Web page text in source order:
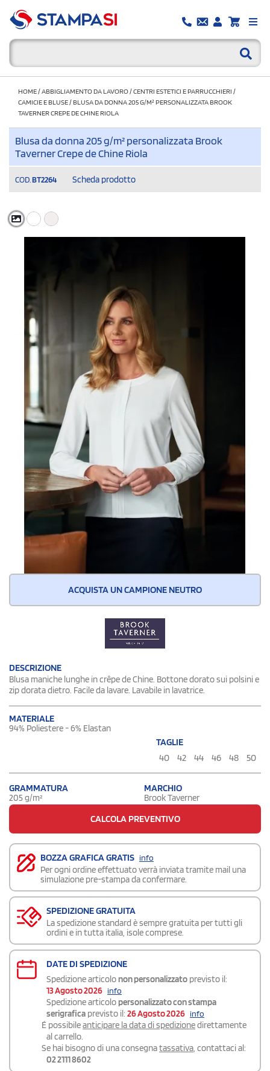
HOME/ABBIGLIAMENTO DA LAVORO/CENTRI ESTETICI E PARRUCCHIERI /
CAMICIE E BLUSE/BLUSA DA DONNA 205 G/M² PERSONALIZZATA BROOK
TAVERNER CREPE DE CHINE RIOLA
Blusa da donna 205 g/m² personalizzata Brook
Taverner Crepe de Chine Riola
COD. BT2264 Scheda prodotto
ACQUISTA UN CAMPIONE NEUTRO
DESCRIZIONE
Blusa maniche lunghe in crêpe de Chine. Bottone dorato sui polsini e
zip dorata dietro. Facile da lavare. Lavabile in lavatrice.
MATERIALE
94% Poliestere - 6% Elastan
TAGLIE
40
42 44 46 48 50
GRAMMATURA
205 g/m²
MARCHIO
Brook Taverner
CALCOLA PREVENTIVO
BOZZA GRAFICA GRATIS info
Per ogni ordine effettuato verrà inviata tramite mail una
simulazione pre-stampa da confermare.
SPEDIZIONE GRATUITA
La spedizione standard è sempre gratuita per tutti gli
ordini e in tutta italia, isole comprese.
DATE DI SPEDIZIONE
Spedizione articolo non personalizzato previsto il:
13 Agosto 2026 info
Spedizione articolo personalizzato con stampa
serigrafica previsto il: 26 Agosto 2026 info
É possibileanticipare la data di spedizionedirettamente
al carrello.
Se hai bisogno di una consegnatassativa, contattaci al:
02 2111 8602